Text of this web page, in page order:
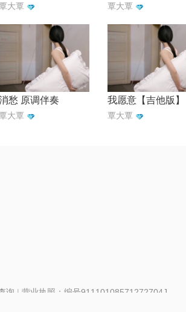
大覃 覃大覃
愁 原调伴奏
大覃
我愿意【吉他版】
覃大覃
询 | 营业执照：编号91110108571272704J